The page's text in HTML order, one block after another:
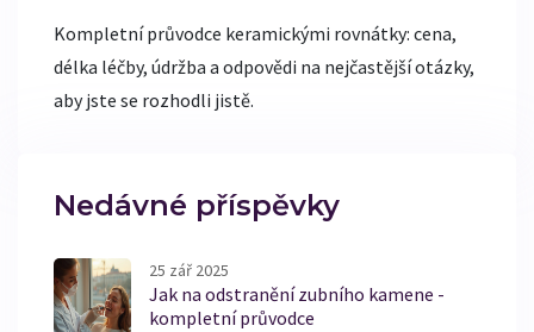
Kompletní průvodce keramickými rovnátky: cena,
délka léčby, údržba a odpovědi na nejčastější otázky,
aby jste se rozhodli jistě.
Nedávné příspěvky
25 zář 2025
Jak na odstranění zubního kamene -
kompletní průvodce